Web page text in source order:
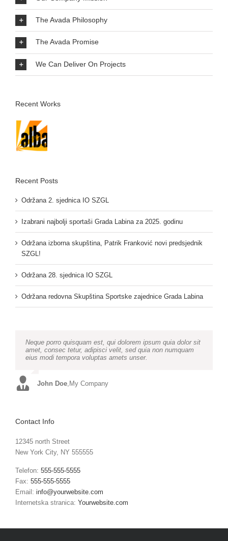
The Avada Philosophy
The Avada Promise
We Can Deliver On Projects
Recent Works
Recent Posts
Održana 2. sjednica IO SZGL
Izabrani najbolji sportaši Grada Labina za 2025. godinu
Održana izborna skupština, Patrik Franković novi predsjednik
SZGL!
Održana 28. sjednica IO SZGL
Održana redovna Skupština Sportske zajednice Grada Labina
Neque porro quisquam est, qui dolorem ipsum quia dolor sit
amet, consec tetur, adipisci velit, sed quia non numquam
eius modi tempora voluptas amets unser.
John Doe My Company
Aliquam erat volutpat. Quisque at est id ligula facilisis
laoreet eget pulvinar nibh. Suspendisse at ultrices dui.
Curabitur ac felis arcu sadips ipsums fugiats nemis.
Luke Beck ,Theme Fusion
Contact Info
12345 north Street
New York City, NY 555555
Telefon: 555-555-5555
Fax: 555-555-5555
Email: info@yourwebsite.com
Internetska stranica: Yourwebsite.com